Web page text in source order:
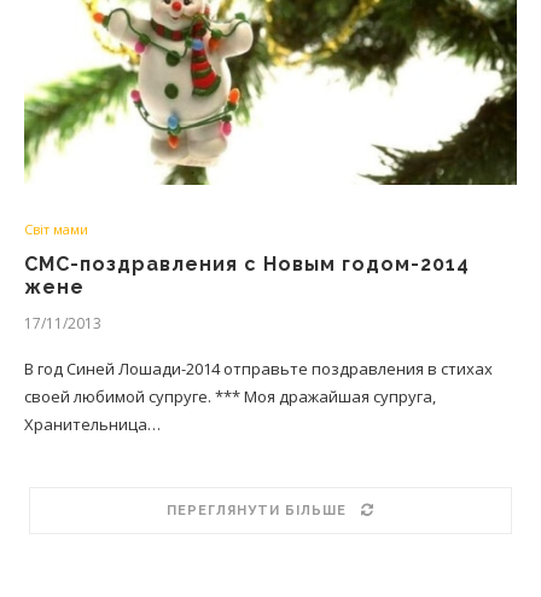
Світ мами
СМС-поздравления с Новым годом-2014
жене
17/11/2013
В год Синей Лошади-2014 отправьте поздравления в стихах
своей любимой супруге. *** Моя дражайшая супруга,
Хранительница…
ПЕРЕГЛЯНУТИ БІЛЬШЕ